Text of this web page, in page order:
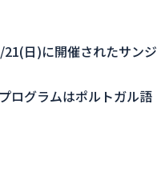
日)に開催されたサンジ
ログラムはポルトガル語